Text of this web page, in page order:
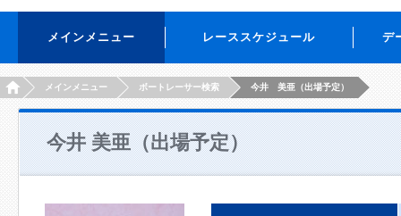
メインメニュー レーススケジュール デ
HOMEメインメニュー ボートレーサー検索 今井 美亜（出場予定）
今井 美亜（出場予定）